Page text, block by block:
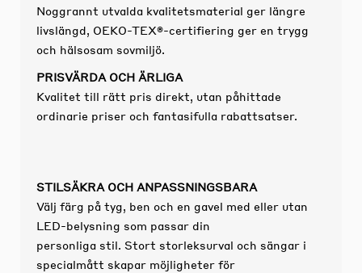
Noggrannt utvalda kvalitetsmaterial ger längre
livslängd, OEKO-TEX®-certifiering ger en trygg
och hälsosam sovmiljö.
PRISVÄRDA OCH ÄRLIGA
Kvalitet till rätt pris direkt, utan påhittade
ordinarie priser och fantasifulla rabattsatser.
STILSÄKRA OCH ANPASSNINGSBARA
Välj färg på tyg, ben och en gavel med eller utan
LED-belysning som passar din
personliga stil. Stort storleksurval och sängar i
specialmått skapar möjligheter för